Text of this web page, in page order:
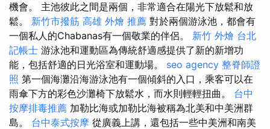
機會。 主池彼此之間是兩個，非常適合在陽光下放鬆和放
鬆。 新竹市撥筋 高雄 外燴 推薦 對於兩個游泳池，都會有
一個私人的Chabanas有一個敬業的伴侶。 新竹 外燴 台北
記帳士 游泳池和運動區為傳統舒適感提供了新的新增功
能，包括舒適的日光浴室和運動場。 seo agency 整脊師證
照 第一個海灘沿海游泳池有一個傾斜的入口，乘客可以在
雨傘下方的彩色沙灘椅下放鬆水，而水則輕輕扭曲。 台中
按摩排毒推薦 加勒比海或加勒比海被稱為北美和中美洲群
島。 台中泰式按摩 從廣義上講，還包括一些中美洲和南美